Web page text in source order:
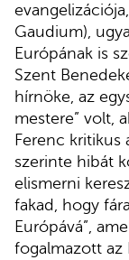
Gaudium),
Európának is
Szent
hírnöke, az
mestere” volt,
Ferenc kritikus
szerinte hibát
elismerni
fakad, hogy
Európává”,
fogalmazott az